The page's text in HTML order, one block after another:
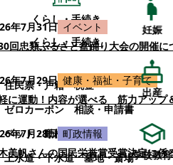
くらし・手続き
くらし・手続き
住民票・戸籍
税金
ゼロカーボン
相談・申請書
ペット・動植物
ごみ
上水道・下水道
墓地・斎場
年7月31日 イベント
回忠類ふるさと盆踊り大会の開催に
年7月29日 健康・福祉・子育て
に運動！内容が選べる 筋力アップ
年7月28日 町政情報
美帆さんの国民栄誉賞受賞決定に係
妊娠
出産
学校教育